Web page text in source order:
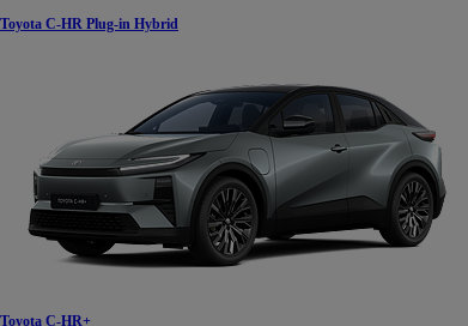
Toyota C-HR Plug-in Hybrid
Toyota C-HR+